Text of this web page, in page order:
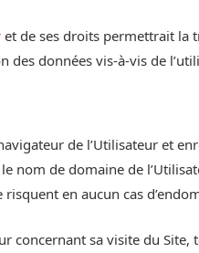
et de ses droits permettrait la
données vis-à-vis de
de l’Utilisateur et
de domaine de
risquent en aucun cas
concernant sa visite du